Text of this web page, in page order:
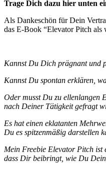
Trage Dich dazu hier unten
Als Dankeschön für Dein
das E-Book “Elevator Pitch als
Kannst Du Dich prägnant und
Kannst Du spontan erklären,
Oder musst Du zu ellenlangen
nach Deiner Tätigkeit gefragt
Es hat einen eklatanten
Du es spitzenmäßig darstellen
Mein Freebie Elevator Pitch ist
dass Dir beibringt, wie Du